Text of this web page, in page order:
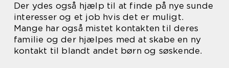
Der ydes også hjælp til at finde på nye sunde
interesser og et job hvis det er muligt.
Mange har også mistet kontakten til deres
familie og der hjælpes med at skabe en ny
kontakt til blandt andet børn og søskende.